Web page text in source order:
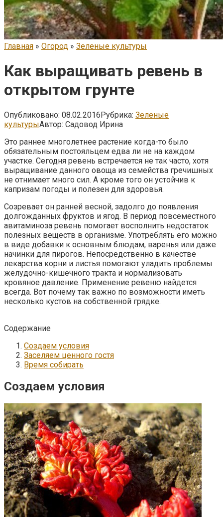
Главная » Огород » Зеленые культуры
Как выращивать ревень в
открытом грунте
Опубликовано: 08.02.2016Рубрика: Зеленые
культурыАвтор: Садовод Ирина
Это раннее многолетнее растение когда-то было
обязательным постояльцем едва ли не на каждом
участке. Сегодня ревень встречается не так часто, хотя
выращивание данного овоща из семейства гречишных
не отнимает много сил. А кроме того он устойчив к
капризам погоды и полезен для здоровья.
Созревает он ранней весной, задолго до появления
долгожданных фруктов и ягод. В период повсеместного
авитаминоза ревень помогает восполнить недостаток
полезных веществ в организме. Употреблять его можно
в виде добавки к основным блюдам, варенья или даже
начинки для пирогов. Непосредственно в качестве
лекарства корни и листья помогают уладить проблемы
желудочно-кишечного тракта и нормализовать
кровяное давление. Применение ревеню найдется
всегда. Вот почему так важно по возможности иметь
несколько кустов на собственной грядке.
Содержание
Создаем условия
Заселяем ценного гостя
Время собирать
Создаем условия